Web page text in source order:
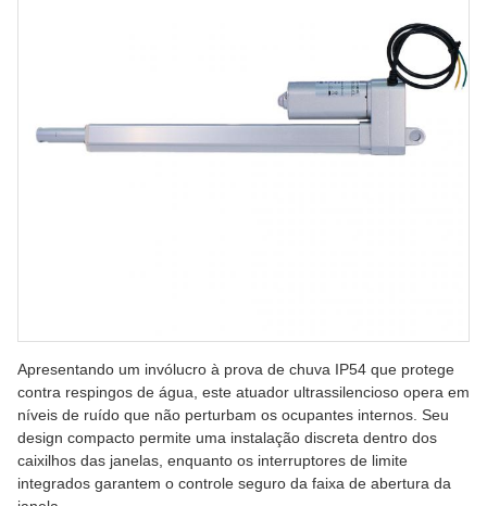
Apresentando um invólucro à prova de chuva IP54 que protege
contra respingos de água, este atuador ultrassilencioso opera em
níveis de ruído que não perturbam os ocupantes internos. Seu
design compacto permite uma instalação discreta dentro dos
caixilhos das janelas, enquanto os interruptores de limite
integrados garantem o controle seguro da faixa de abertura da